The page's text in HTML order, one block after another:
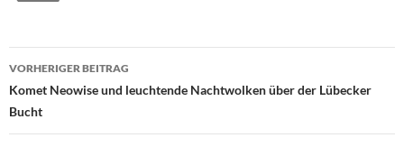
Beitragsnavigation
VORHERIGER BEITRAG
Komet Neowise und leuchtende Nachtwolken über der Lübecker
Bucht